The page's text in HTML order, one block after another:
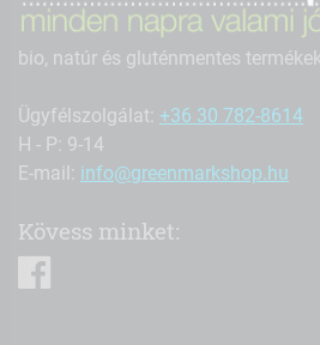
bio, natúr és gluténmentes
Ügyfélszolgálat: +36 30 782-8614
H - P: 9-14
E-mail: info@greenmarkshop.hu
Kövess minket: